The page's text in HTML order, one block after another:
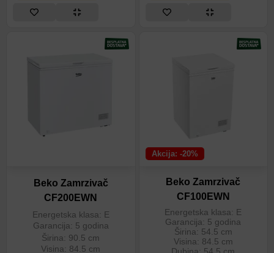
Beko Zamrzivač
CF200EWN
Energetska klasa: E
Garancija: 5 godina
Širina: 90.5 cm
Visina: 84.5 cm
Akcija: -20%
Beko Zamrzivač
CF100EWN
Energetska klasa: E
Garancija: 5 godina
Širina: 54.5 cm
Visina: 84.5 cm